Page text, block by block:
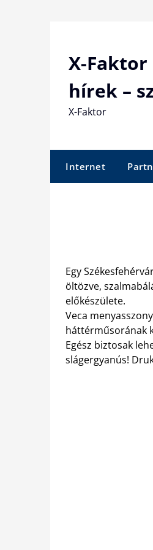
X-Faktor
hírek –
X-Faktor
Internet
Egy
öltözve,
előkészülete.
Veca
háttérműsorának
Egész biztosak
slágergyanús!